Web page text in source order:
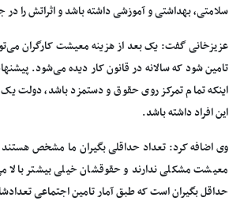
سلامتی، بهداشتی و آموزشی داشته باشد و اثراتش را در
عزیزخانی گفت: یک بعد از هزینه معیشت کارگران
تامین شود که سالانه در قانون کار دیده می‌شود.
اینکه تمام تمرکز روی حقوق و دستمزد باشد، دولت
این افراد داشته باشد.
وی اضافه کرد: تعداد حداقلی بگیران ما مشخص هستند
معیشت مشکلی ندارند و حقوقشان خیلی بیشتر
حداقل بگیران است که طبق آمار تامین اجتماعی